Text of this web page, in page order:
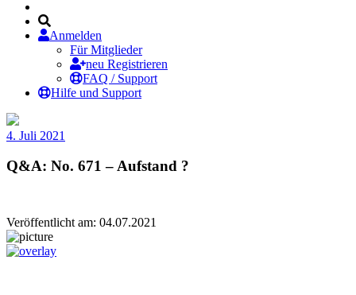
Anmelden
Für Mitglieder
neu Registrieren
FAQ / Support
Hilfe und Support
4. Juli 2021
Q&A: No. 671 – Aufstand ?
Veröffentlicht am: 04.07.2021